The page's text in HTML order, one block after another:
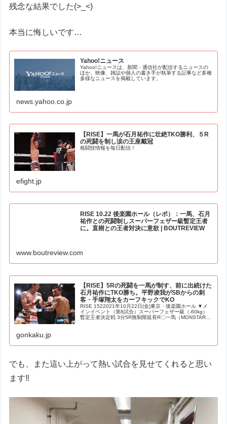
残念な結果でした(>_<)
本当に悔しいです…
Yahoo!ニュース
Yahoo!ニュースは、新聞・通信社が配信するニュースの
ほか、映像、雑誌や個人の書き手が執筆する記事など多種
多様なニュースを掲載しています。
news.yahoo.co.jp
【RISE】一馬が石月祐作に壮絶TKO勝利、５R
の死闘を制し涙の王座戴冠
格闘技情報を毎日配信！
efight.jp
RISE 10.22 後楽園ホール（レポ）：一馬、石月
祐作との死闘制しスーパーフェザー級暫定王者
に。直樹との王者対決に意欲 | BOUTREVIEW
www.boutreview.com
【RISE】5Rの死闘を一馬が制す、前に出続けた
石月祐作にTKO勝ち。平野凌我がSBからの刺
客・手塚翔太をカーフキックでKO
RISE 1522021年10月22日(金)東京・後楽園ホール ▼メ
インイベント（第8試合）スーパーフェザー級（-60kg）
暫定王者決定戦 3分5R無制限延長R〇一馬（MONSTAR
gonkaku.jp
でも、また這い上がって熱い試合を見せてくれると思い
ます‼︎